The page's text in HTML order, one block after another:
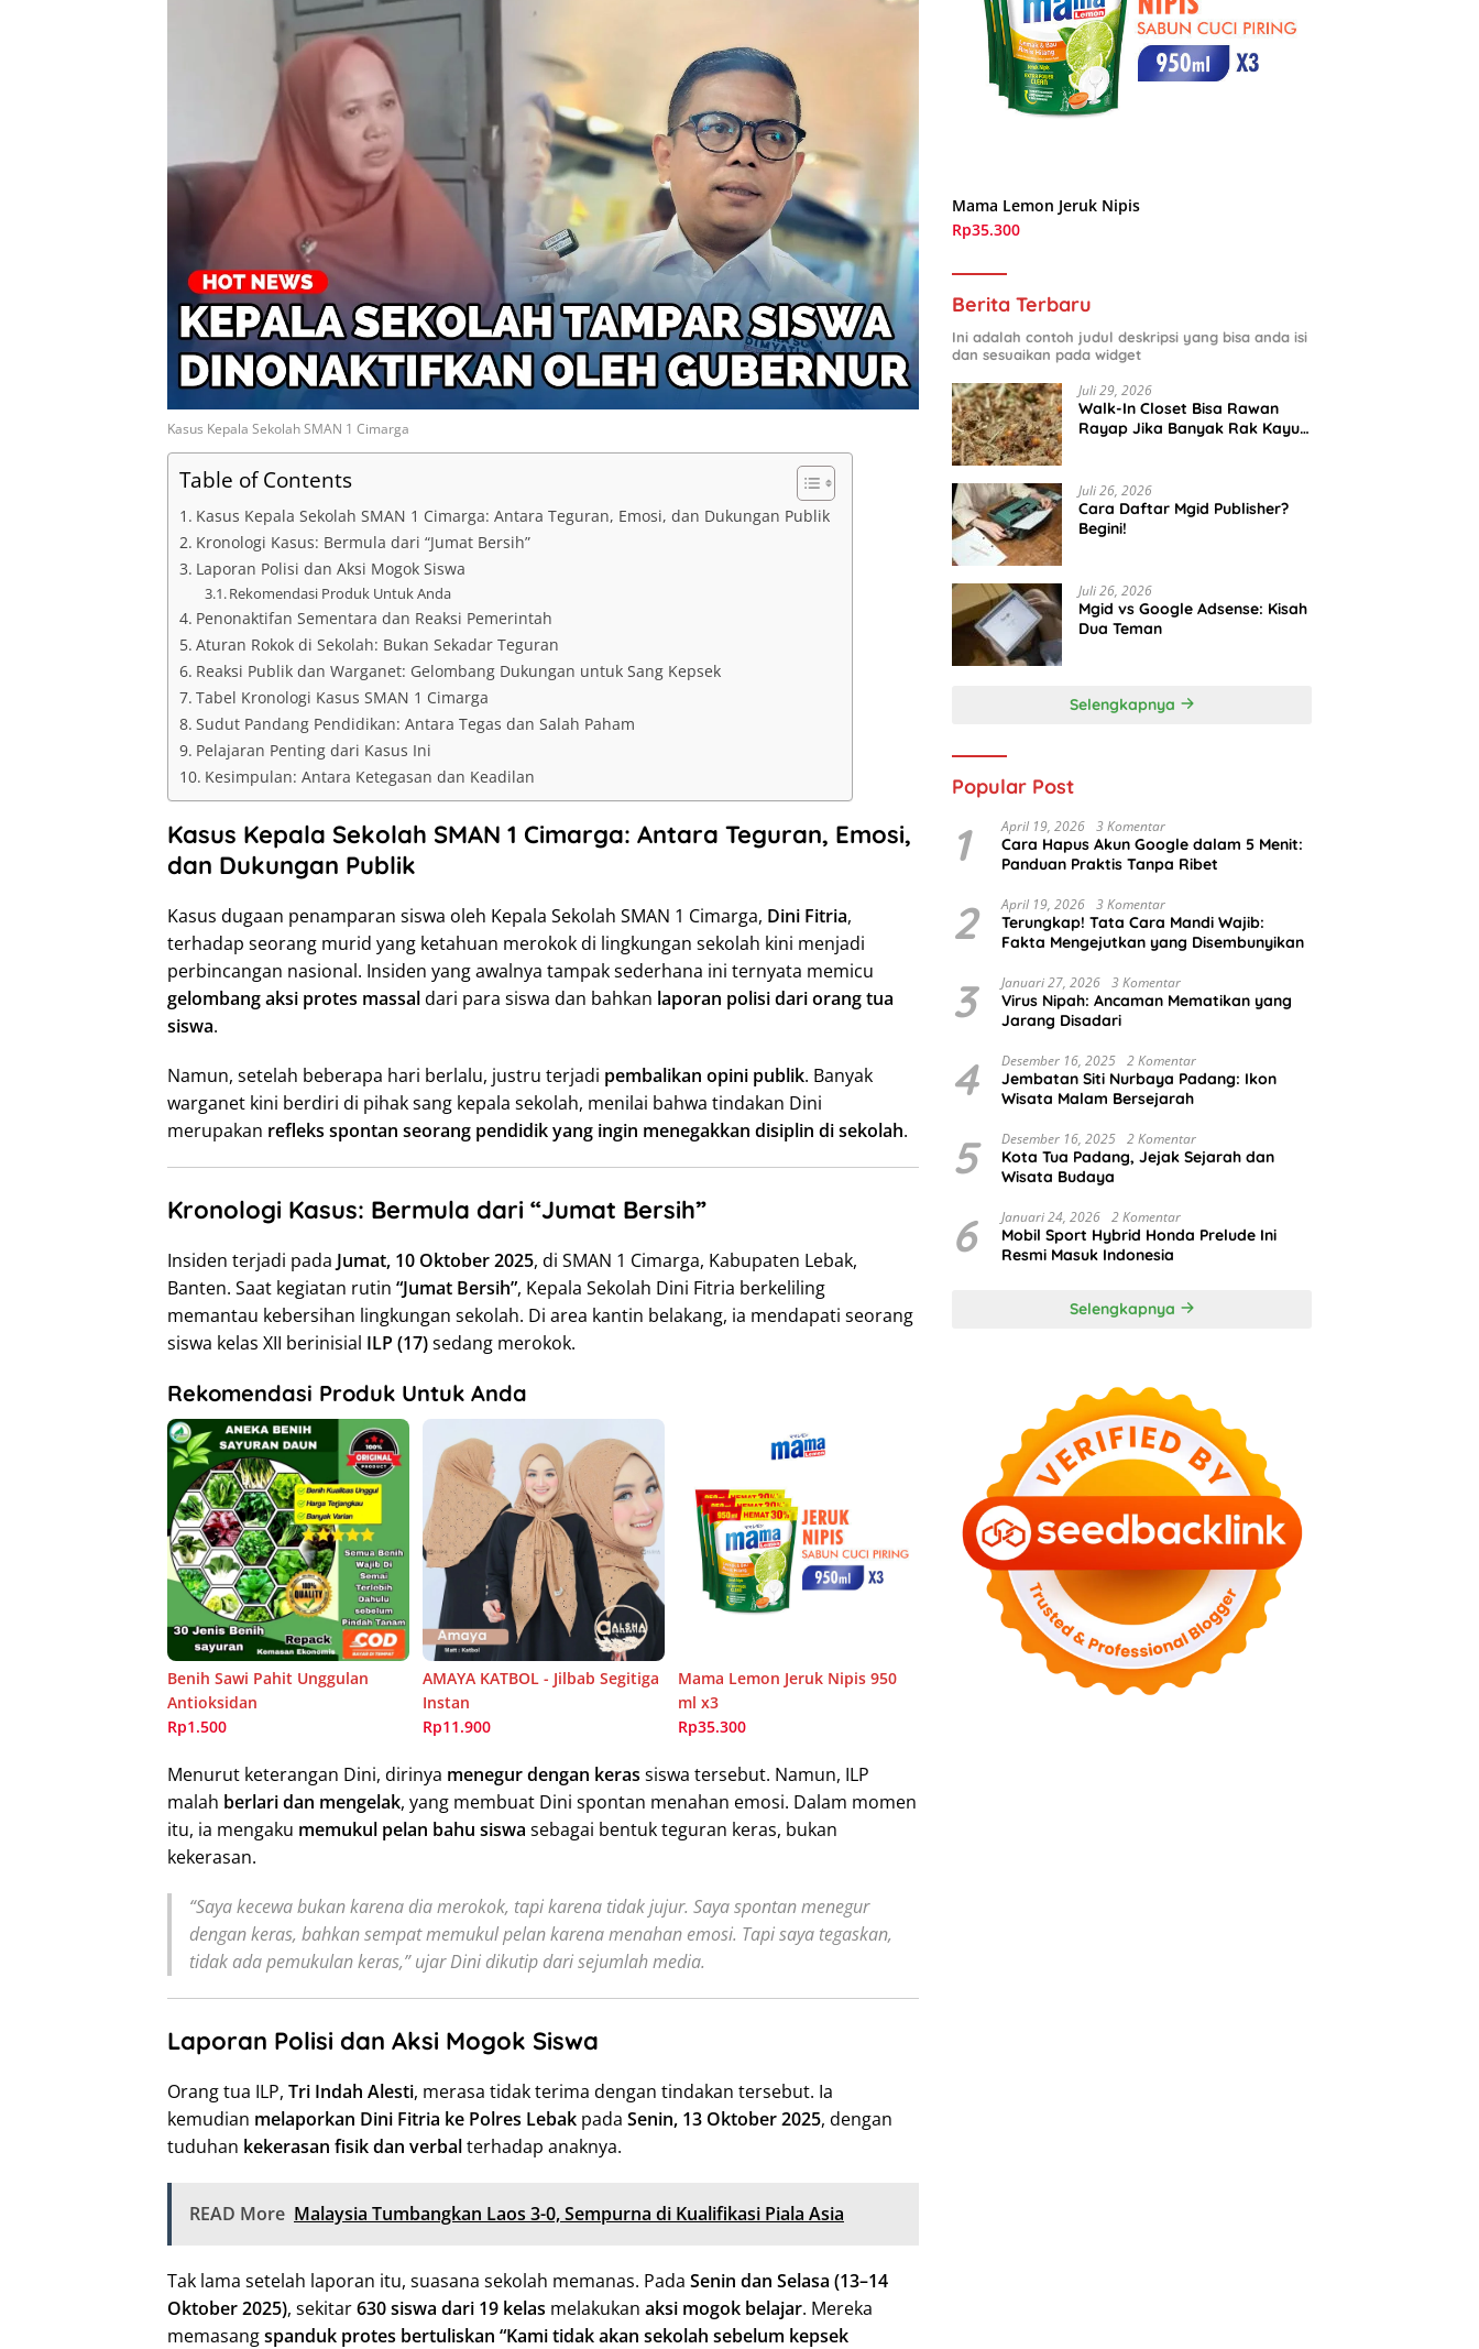
Kasus Kepala Sekolah SMAN 1 Cimarga
Table of Contents
Kasus Kepala Sekolah SMAN 1 Cimarga: Antara Teguran, Emosi, dan Dukungan Publik
Kronologi Kasus: Bermula dari “Jumat Bersih”
Laporan Polisi dan Aksi Mogok Siswa
Rekomendasi Produk Untuk Anda
Penonaktifan Sementara dan Reaksi Pemerintah
Aturan Rokok di Sekolah: Bukan Sekadar Teguran
Reaksi Publik dan Warganet: Gelombang Dukungan untuk Sang Kepsek
Tabel Kronologi Kasus SMAN 1 Cimarga
Sudut Pandang Pendidikan: Antara Tegas dan Salah Paham
Pelajaran Penting dari Kasus Ini
Kesimpulan: Antara Ketegasan dan Keadilan
Kasus Kepala Sekolah SMAN 1 Cimarga: Antara Teguran, Emosi,
dan Dukungan Publik
Kasus dugaan penamparan siswa oleh Kepala Sekolah SMAN 1 Cimarga, Dini Fitria,
terhadap seorang murid yang ketahuan merokok di lingkungan sekolah kini menjadi
perbincangan nasional. Insiden yang awalnya tampak sederhana ini ternyata memicu
gelombang aksi protes massaldari para siswa dan bahkan laporan polisi dari orang tua
siswa.
Namun, setelah beberapa hari berlalu, justru terjadi pembalikan opini publik. Banyak
warganet kini berdiri di pihak sang kepala sekolah, menilai bahwa tindakan Dini
merupakan refleks spontan seorang pendidik yang ingin menegakkan disiplin di sekolah.
Kronologi Kasus: Bermula dari “Jumat Bersih”
Insiden terjadi pada Jumat, 10 Oktober 2025, di SMAN 1 Cimarga, Kabupaten Lebak,
Banten. Saat kegiatan rutin “Jumat Bersih”, Kepala Sekolah Dini Fitria berkeliling
memantau kebersihan lingkungan sekolah. Di area kantin belakang, ia mendapati seorang
siswa kelas XII berinisial ILP (17)sedang merokok.
Rekomendasi Produk Untuk Anda
Benih Sawi Pahit Unggulan
Antioksidan
Rp1.500
AMAYA KATBOL - Jilbab Segitiga
Instan
Rp11.900
Mama Lemon Jeruk Nipis 950
ml x3
Rp35.300
Menurut keterangan Dini, dirinya menegur dengan keras siswa tersebut. Namun, ILP
malah berlari dan mengelak, yang membuat Dini spontan menahan emosi. Dalam momen
itu, ia mengaku memukul pelan bahu siswa sebagai bentuk teguran keras, bukan
kekerasan.
“Saya kecewa bukan karena dia merokok, tapi karena tidak jujur. Saya spontan menegur
dengan keras, bahkan sempat memukul pelan karena menahan emosi. Tapi saya tegaskan,
tidak ada pemukulan keras,” ujar Dini dikutip dari sejumlah media.
Laporan Polisi dan Aksi Mogok Siswa
Orang tua ILP, Tri Indah Alesti, merasa tidak terima dengan tindakan tersebut. Ia
kemudian melaporkan Dini Fitria ke Polres Lebak pada Senin, 13 Oktober 2025, dengan
tuduhan kekerasan fisik dan verbalterhadap anaknya.
READ More Malaysia Tumbangkan Laos 3-0, Sempurna di Kualifikasi Piala Asia
Tak lama setelah laporan itu, suasana sekolah memanas. Pada Senin dan Selasa (13–14
Oktober 2025), sekitar630 siswa dari 19 kelas melakukan aksi mogok belajar. Mereka
memasangspanduk protes bertuliskan “Kami tidak akan sekolah sebelum kepsek
Mama Lemon Jeruk Nipis
Rp35.300
Berita Terbaru
Ini adalah contoh judul deskripsi yang bisa anda isi
dan sesuaikan pada widget
Juli 29, 2026
Walk-In Closet Bisa Rawan
Rayap Jika Banyak Rak Kayu
Juli 26, 2026
Cara Daftar Mgid Publisher?
Begini!
Juli 26, 2026
Mgid vs Google Adsense: Kisah
Dua Teman
Selengkapnya
Popular Post
1 April 19, 2026 3 Komentar
Cara Hapus Akun Google dalam 5 Menit:
Panduan Praktis Tanpa Ribet
2 April 19, 2026 3 Komentar
Terungkap! Tata Cara Mandi Wajib:
Fakta Mengejutkan yang Disembunyikan
3 Januari 27, 2026 3 Komentar
Virus Nipah: Ancaman Mematikan yang
Jarang Disadari
4 Desember 16, 2025 2 Komentar
Jembatan Siti Nurbaya Padang: Ikon
Wisata Malam Bersejarah
5 Desember 16, 2025 2 Komentar
Kota Tua Padang, Jejak Sejarah dan
Wisata Budaya
6 Januari 24, 2026 2 Komentar
Mobil Sport Hybrid Honda Prelude Ini
Resmi Masuk Indonesia
Selengkapnya